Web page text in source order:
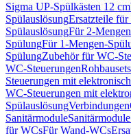
Sigma UP-Spülkästen 12 cm
SpülauslösungErsatzteile
SpülauslösungFür 2-
SpülungFür 1-Mengen-
SpülungZubehör für WC-
WC-SteuerungenRohbausets
Steuerungen mit
WC-Steuerungen mit
SpülauslösungVerbindungen
Sanitärmodule
für WCsFür Wand-WCs